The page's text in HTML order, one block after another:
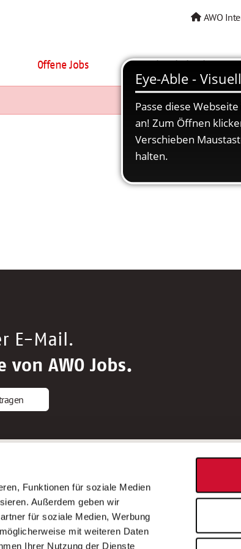
Funktionen für soziale Medien
Außerdem geben wir
für soziale Medien, Werbung
mit weiteren Daten
Ihrer Nutzung der Dienste
AWO
Offene Jobs AWO als Arbeitgeber
E-Mail.
von AWO Jobs.
Gliederungen nach Bundesland
nach Bundesländern
Bei Fragen zu
wenden Sie sich